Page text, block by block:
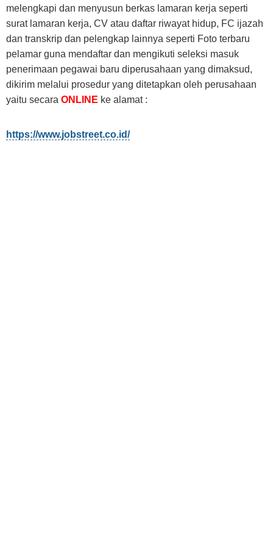
melengkapi dan menyusun berkas lamaran kerja seperti
surat lamaran kerja, CV atau daftar riwayat hidup, FC ijazah
dan transkrip dan pelengkap lainnya seperti Foto terbaru
pelamar guna mendaftar dan mengikuti seleksi masuk
penerimaan pegawai baru diperusahaan yang dimaksud,
dikirim melalui prosedur yang ditetapkan oleh perusahaan
yaitu secara ONLINE ke alamat :
https://www.jobstreet.co.id/